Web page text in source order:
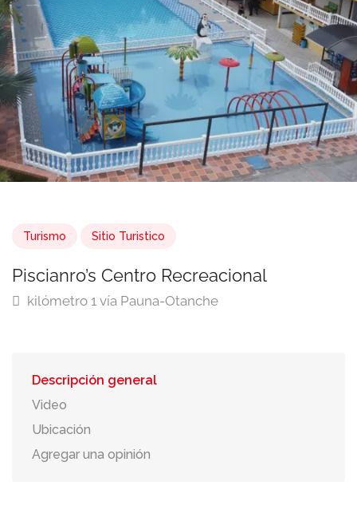
Turismo Sitio Turistico
Piscianro’s Centro Recreacional
kilómetro 1 vía Pauna-Otanche
Descripción general
Video
Ubicación
Agregar una opinión